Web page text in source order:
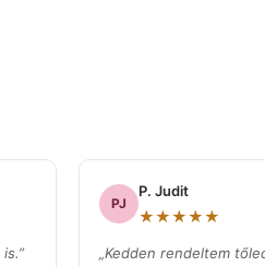
PJ
P. Judit
★★★★★
„Kedden rendeltem